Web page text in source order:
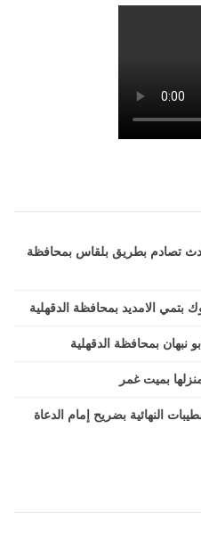
تصادم بطريق بلقاس بمحافظة
بمحافظة الدقهلية
بميت غمر
النهائية بضريح إمام الدعاة